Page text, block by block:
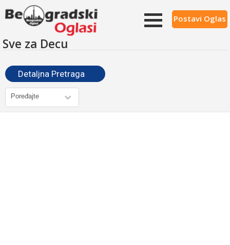
Postavi Oglas
Sve za Decu
Detaljna Pretraga